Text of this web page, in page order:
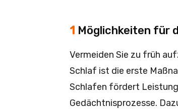
1 Möglichkeiten für
Vermeiden Sie zu früh
Schlaf ist die erste
Schlafen fördert
Gedächtnisprozesse.